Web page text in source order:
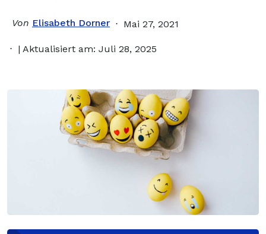
Von Elisabeth Dorner Mai 27, 2021
| Aktualisiert am: Juli 28, 2025